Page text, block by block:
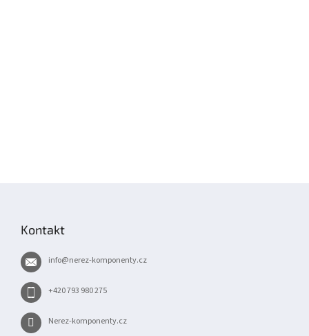
Kontakt
info@nerez-komponenty.cz
+420 793 980 275
Nerez-komponenty.cz